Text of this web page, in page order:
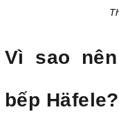
Vì sao
bếp Häfele?